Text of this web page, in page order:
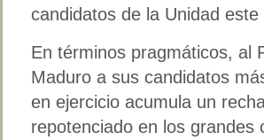
candidatos de la Unidad
En términos pragmáticos, al
Maduro a sus candidatos
en ejercicio acumula un
repotenciado en los